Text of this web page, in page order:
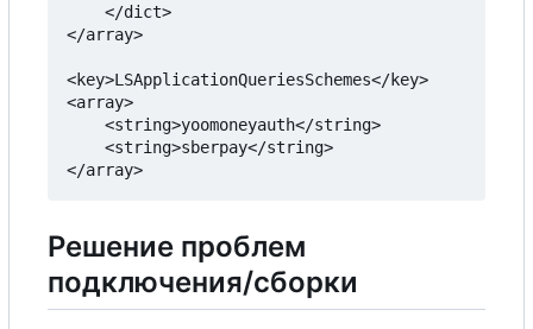
    </dict>
</array>
<key>LSApplicationQueriesSchemes</key>
<array>
    <string>yoomoneyauth</string>
    <string>sberpay</string>
Решение проблем
подключения/сборки